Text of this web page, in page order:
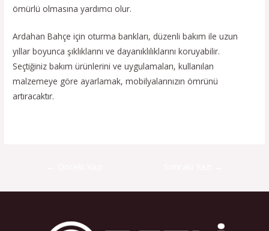
ömürlü olmasına yardımcı olur.
Ardahan Bahçe için oturma bankları, düzenli bakım ile uzun
yıllar boyunca şıklıklarını ve dayanıklılıklarını koruyabilir.
Seçtiğiniz bakım ürünlerini ve uygulamaları, kullanılan
malzemeye göre ayarlamak, mobilyalarınızın ömrünü
artıracaktır.